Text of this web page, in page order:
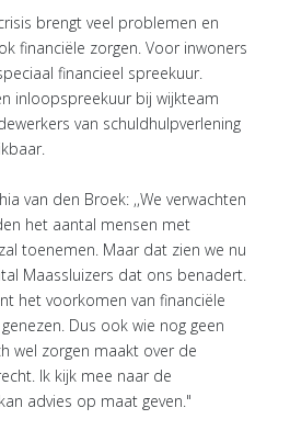
brengt veel problemen en
financiële zorgen. Voor inwoners
financieel spreekuur.
inloopspreekuur bij wijkteam
van schuldhulpverlening
van den Broek: ,,We verwachten
het aantal mensen met
toenemen. Maar dat zien we nu
Maassluizers dat ons benadert.
het voorkomen van financiële
Dus ook wie nog geen
wel zorgen maakt over de
Ik kijk mee naar de
advies op maat geven."